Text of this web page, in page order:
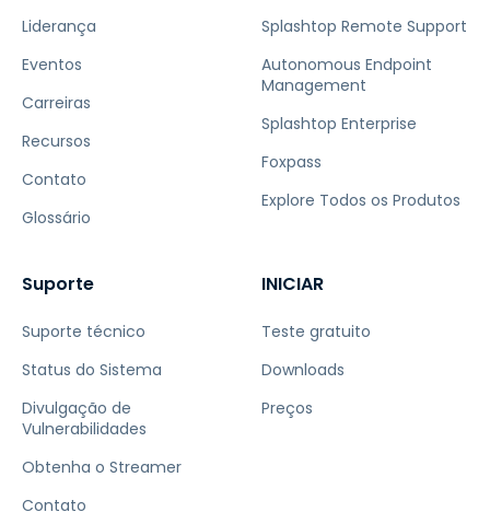
Liderança
Eventos
Carreiras
Recursos
Contato
Glossário
Splashtop Remote Support
Autonomous Endpoint
Management
Splashtop Enterprise
Foxpass
Explore Todos os Produtos
Suporte
Suporte técnico
Status do Sistema
Divulgação de
Vulnerabilidades
Obtenha o Streamer
Contato
INICIAR
Teste gratuito
Downloads
Preços